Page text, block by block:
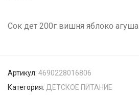
Сок дет 200г вишня яблоко агуша
Артикул: 4690228016806
Категория: ДЕТСКОЕ ПИТАНИЕ